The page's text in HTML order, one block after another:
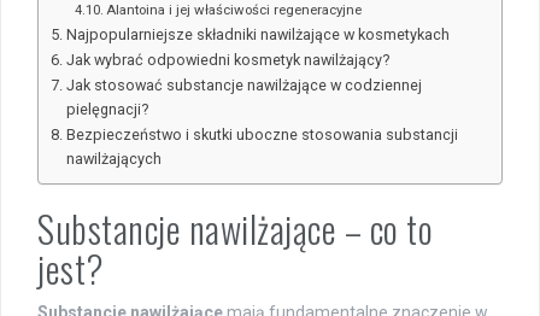
Alantoina i jej właściwości regeneracyjne
Najpopularniejsze składniki nawilżające w kosmetykach
Jak wybrać odpowiedni kosmetyk nawilżający?
Jak stosować substancje nawilżające w codziennej
pielęgnacji?
Bezpieczeństwo i skutki uboczne stosowania substancji
nawilżających
Substancje nawilżające – co to
jest?